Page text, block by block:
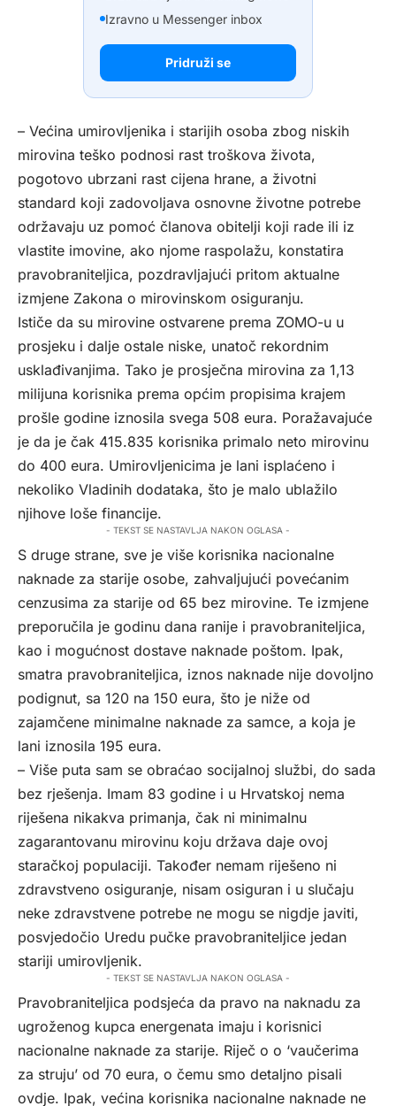
Izravno u Messenger inbox
Pridruži se
– Većina umirovljenika i starijih osoba zbog niskih
mirovina teško podnosi rast troškova života,
pogotovo ubrzani rast cijena hrane, a životni
standard koji zadovoljava osnovne životne potrebe
održavaju uz pomoć članova obitelji koji rade ili iz
vlastite imovine, ako njome raspolažu, konstatira
pravobraniteljica, pozdravljajući pritom aktualne
izmjene Zakona o mirovinskom osiguranju.
Ističe da su mirovine ostvarene prema ZOMO-u u
prosjeku i dalje ostale niske, unatoč rekordnim
usklađivanjima. Tako je prosječna mirovina za 1,13
milijuna korisnika prema općim propisima krajem
prošle godine iznosila svega 508 eura. Poražavajuće
je da je čak 415.835 korisnika primalo neto mirovinu
do 400 eura. Umirovljenicima je lani isplaćeno i
nekoliko Vladinih dodataka, što je malo ublažilo
njihove loše financije.
- TEKST SE NASTAVLJA NAKON OGLASA -
S druge strane, sve je više korisnika nacionalne
naknade za starije osobe, zahvaljujući povećanim
cenzusima za starije od 65 bez mirovine. Te izmjene
preporučila je godinu dana ranije i pravobraniteljica,
kao i mogućnost dostave naknade poštom. Ipak,
smatra pravobraniteljica, iznos naknade nije dovoljno
podignut, sa 120 na 150 eura, što je niže od
zajamčene minimalne naknade za samce, a koja je
lani iznosila 195 eura.
– Više puta sam se obraćao socijalnoj službi, do sada
bez rješenja. Imam 83 godine i u Hrvatskoj nema
riješena nikakva primanja, čak ni minimalnu
zagarantovanu mirovinu koju država daje ovoj
staračkoj populaciji. Također nemam riješeno ni
zdravstveno osiguranje, nisam osiguran i u slučaju
neke zdravstvene potrebe ne mogu se nigdje javiti,
posvjedočio Uredu pučke pravobraniteljice jedan
stariji umirovljenik.
- TEKST SE NASTAVLJA NAKON OGLASA -
Pravobraniteljica podsjeća da pravo na naknadu za
ugroženog kupca energenata imaju i korisnici
nacionalne naknade za starije. Riječ o o ‘vaučerima
za struju’ od 70 eura, o čemu smo detaljno pisali
ovdje. Ipak, većina korisnika nacionalne naknade ne